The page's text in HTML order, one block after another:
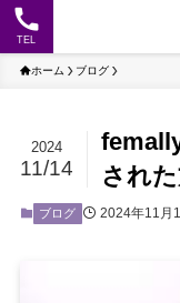
TEL
ホーム ブログ
され
2024
11/14
ブログ 2024年11月